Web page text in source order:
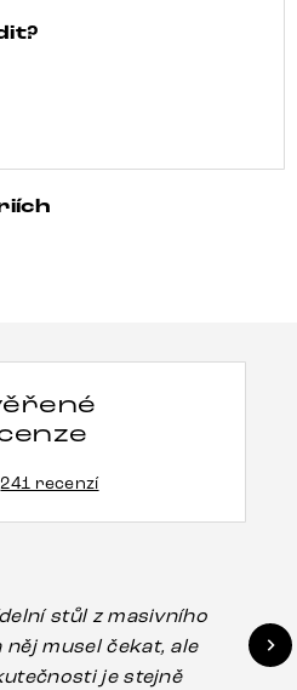
241 recenzí
stůl z masivního
musel čekat, ale
je stejně